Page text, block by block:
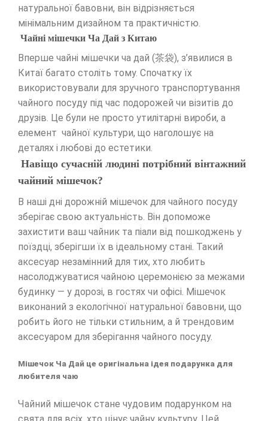
натуральної бавовни, він відрізняється
мінімальним дизайном та практичністю.
Чайні мішечки Ча Дай з Китаю
Вперше чайні мішечки ча дай (茶袋), з’явилися в
Китаї багато століть тому. Спочатку їх
використовували для зручного транспортування
чайного посуду під час подорожей чи візитів до
друзів. Це були не просто утилітарні вироби, а
елемент чайної культури, що наголошує на
деталях і любові до естетики.
Навіщо сучасній людині потрібний вінтажний
чайний мішечок?
В наші дні дорожній мішечок для чайного посуду
зберігає свою актуальність. Він допоможе
захистити ваш чайник та піали від пошкоджень у
поїздці, зберігши їх в ідеальному стані. Такий
аксесуар незамінний для тих, хто любить
насолоджуватися чайною церемонією за межами
будинку — у дорозі, в гостях чи офісі. Мішечок
виконаний з екологічної натуральної бавовни, що
робить його не тільки стильним, а й трендовим
аксесуаром для зберігання чайного посуду.
Мішечок Ча Дай це оригінальна ідея подарунка для
любителя чаю
Чайний мішечок стане чудовим подарунком на
свята для всіх, хто цінує чайну культуру. Цей